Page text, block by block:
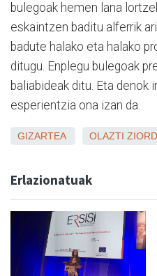
bulegoak hemen lana
eskaintzen baditu alferrik
badute halako eta halako
ditugu. Enplegu bulegoak
baliabideak ditu. Eta denok
esperientzia ona izan da.
GIZARTEA OLAZTI
Erlazionatuak